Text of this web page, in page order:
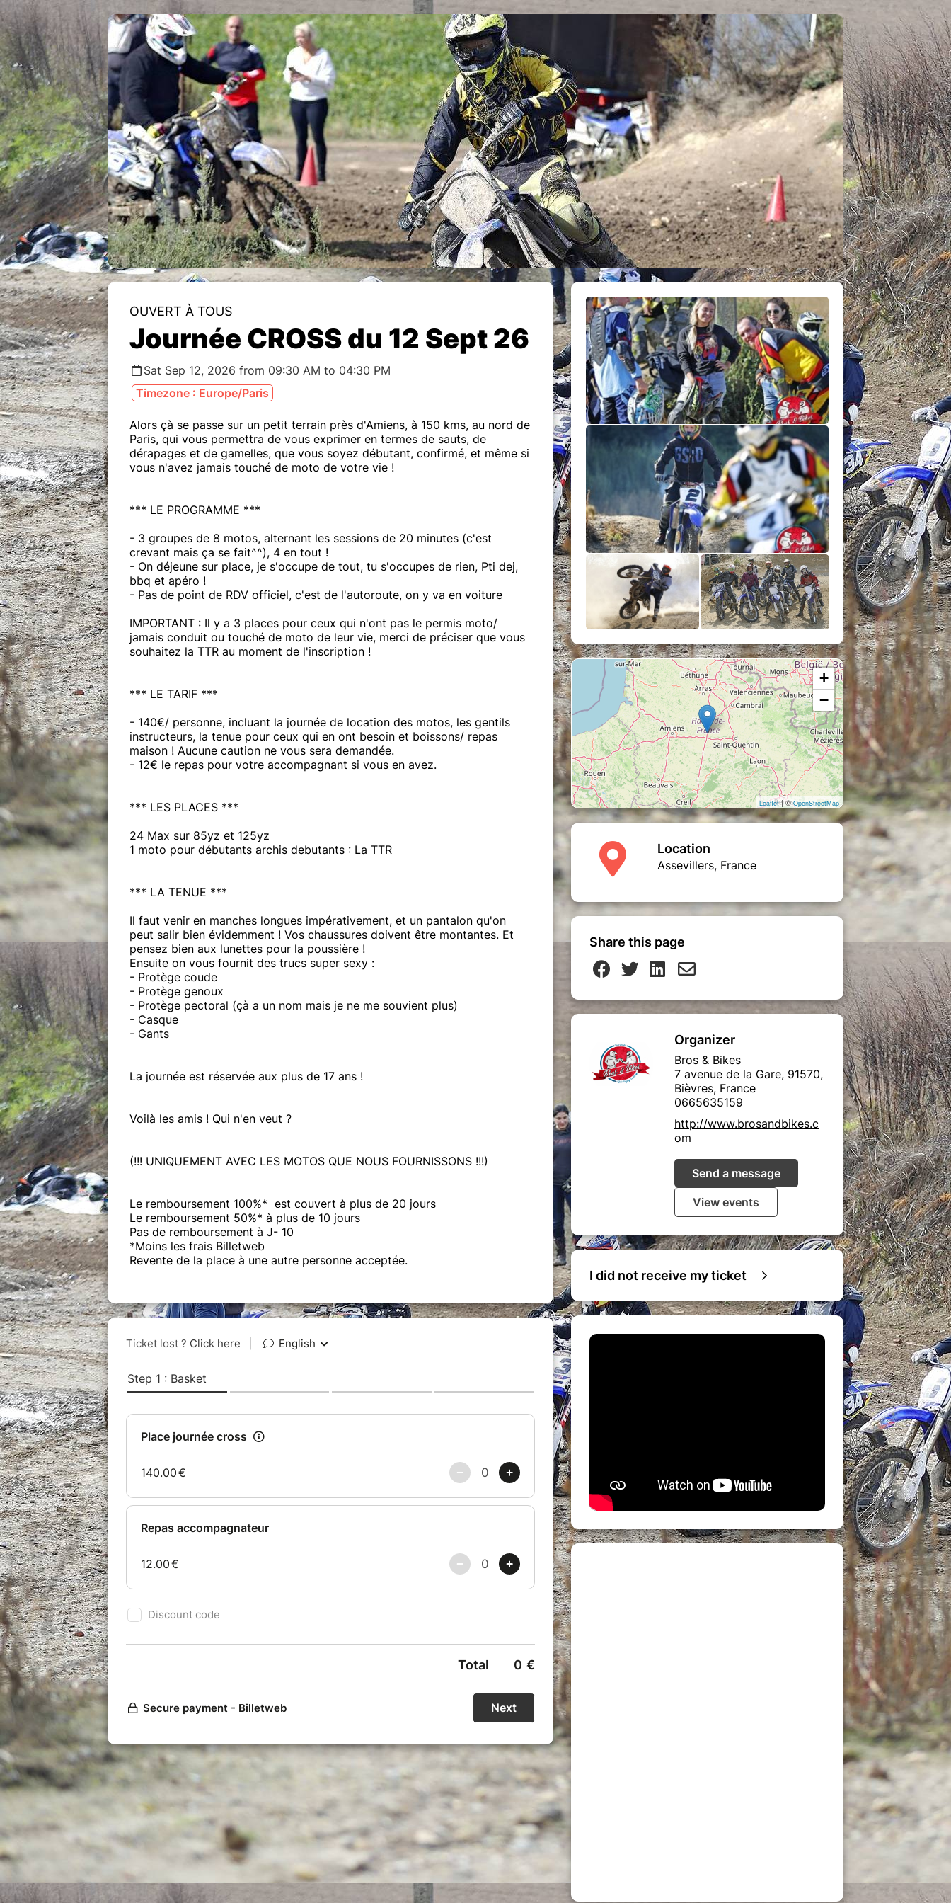
OUVERT À TOUS
Journée CROSS du 12 Sept 26
Sat Sep 12, 2026 from 09:30 AM to 04:30 PM
Timezone : Europe/Paris
Alors çà se passe sur un petit terrain près d'Amiens, à 150 kms, au nord de
Paris, qui vous permettra de vous exprimer en termes de sauts, de
dérapages et de gamelles, que vous soyez débutant, confirmé, et même si
vous n'avez jamais touché de moto de votre vie !
*** LE PROGRAMME ***
- 3 groupes de 8 motos, alternant les sessions de 20 minutes (c'est
crevant mais ça se fait^^), 4 en tout !
- On déjeune sur place, je s'occupe de tout, tu s'occupes de rien, Pti dej,
bbq et apéro !
- Pas de point de RDV officiel, c'est de l'autoroute, on y va en voiture
IMPORTANT : Il y a 3 places pour ceux qui n'ont pas le permis moto/
jamais conduit ou touché de moto de leur vie, merci de préciser que vous
souhaitez la TTR au moment de l'inscription !
*** LE TARIF ***
- 140€/ personne, incluant la journée de location des motos, les gentils
instructeurs, la tenue pour ceux qui en ont besoin et boissons/ repas
maison ! Aucune caution ne vous sera demandée.
- 12€ le repas pour votre accompagnant si vous en avez.
*** LES PLACES ***
24 Max sur 85yz et 125yz
1 moto pour débutants archis debutants : La TTR
*** LA TENUE ***
Il faut venir en manches longues impérativement, et un pantalon qu'on
peut salir bien évidemment ! Vos chaussures doivent être montantes. Et
pensez bien aux lunettes pour la poussière !
Ensuite on vous fournit des trucs super sexy :
- Protège coude
- Protège genoux
- Protège pectoral (çà a un nom mais je ne me souvient plus)
- Casque
- Gants
La journée est réservée aux plus de 17 ans !
Voilà les amis ! Qui n'en veut ?
(!!! UNIQUEMENT AVEC LES MOTOS QUE NOUS FOURNISSONS !!!)
Le remboursement 100%* est couvert à plus de 20 jours
Le remboursement 50%* à plus de 10 jours
Pas de remboursement à J- 10
*Moins les frais Billetweb
Revente de la place à une autre personne acceptée.
+
−
Leaflet| ©OpenStreetMap
Location
Assevillers, France
Share this page
Organizer
Bros & Bikes
7 avenue de la Gare, 91570,
Bièvres, France
0665635159
http://www.brosandbikes.c
om
Send a message
View events
I did not receive my ticket